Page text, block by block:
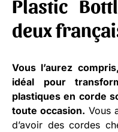
Plastic
deux
Vous l’aurez
idéal pour
plastiques en corde
toute occasion. Vous
d’avoir des cordes